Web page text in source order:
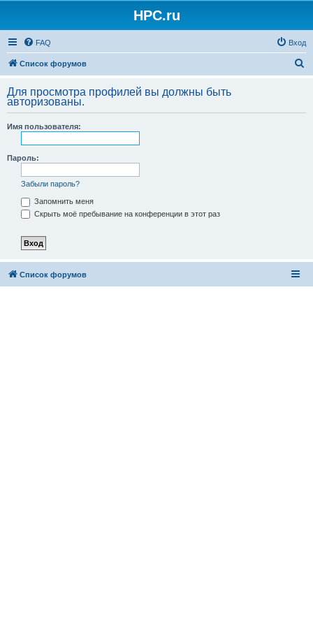
HPC.ru
FAQ Вход
Список форумов
с
Для просмотра профилей вы должны быть
авторизованы.
Имя пользователя:
Пароль:
Забыли пароль?
Запомнить меня
Скрыть моё пребывание на конференции в этот раз
Список форумов